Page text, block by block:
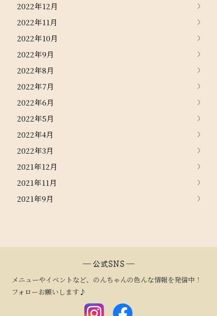
2022年12月
2022年11月
2022年10月
2022年9月
2022年8月
2022年7月
2022年6月
2022年5月
2022年4月
2022年3月
2021年12月
2021年11月
2021年9月
― 公式SNS ―
メニューやイベントなど、のんちゃんの色んな情報を発信中！
フォローお願いします♪